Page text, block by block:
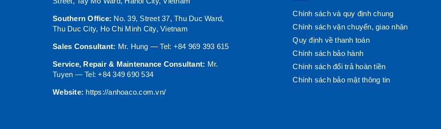
Southern Office: No. 39, Street 37, Thu Duc Ward,
Thu Duc City, Ho Chi Minh City, Vietnam
Sales Consultant: Mr. Hung — Tel: +84 969 393 615
Service, Repair & Maintenance Consultant: Mr.
Tuyen — Tel: +84 349 690 534
Website: https://anhoaco.com.vn/
Chính sách và quy định chung
Chính sách vận chuyển, giao nhận
Quy định về thanh toán
Chính sách bảo hành
Chính sách đổi trả hoàn tiền
Chính sách bảo mật thông tin